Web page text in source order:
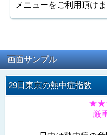
メニューをご利用頂けま
画面サンプル
29日東京の熱中症指数
厳